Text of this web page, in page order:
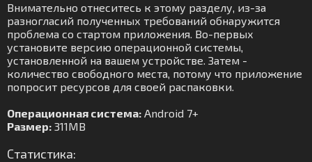
Внимательно отнеситесь к этому разделу, из-за
разногласий полученных требований обнаружится
проблема со стартом приложения. Во-первых
установите версию операционной системы,
установленной на вашем устройстве. Затем -
количество свободного места, потому что приложение
попросит ресурсов для своей распаковки.
Операционная система: Android 7+
Размер: 311MB
Статистика: